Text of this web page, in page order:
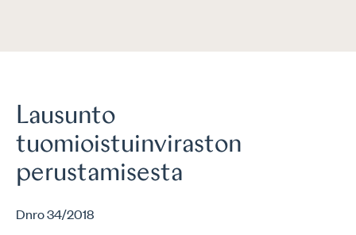
Lausunto
tuomioistuinviraston
perustamisesta
Dnro 34/2018